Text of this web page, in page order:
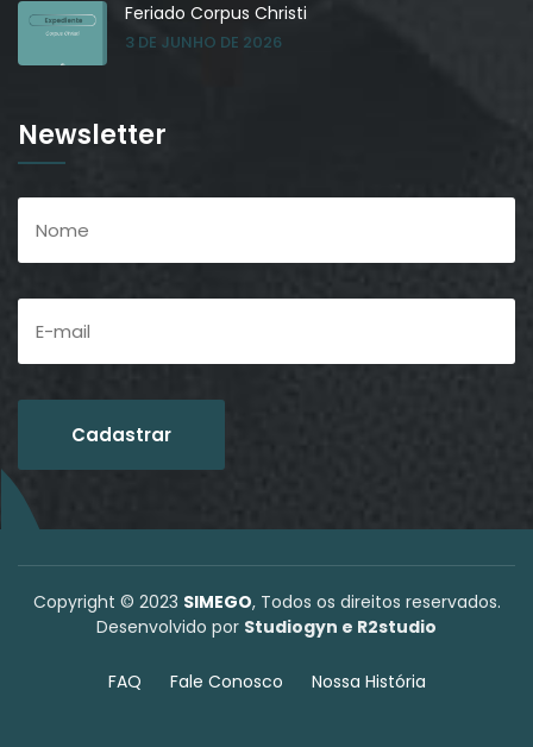
Feriado Corpus Christi
3 DE JUNHO DE 2026
Newsletter
Copyright © 2023 SIMEGO, Todos os direitos reservados.
Desenvolvido por Studiogyn e R2studio
FAQ Fale Conosco Nossa História